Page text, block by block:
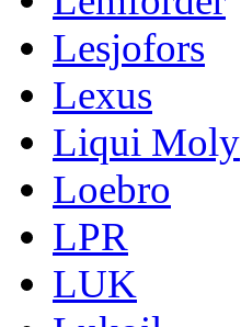
Lesjofors
Lexus
Liqui Moly
Loebro
LPR
LUK